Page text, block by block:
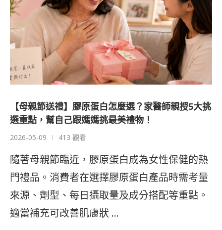
【母親節送禮】膠原蛋白怎麼選？家醫師親授5大挑
選重點，幫自己跟媽媽挑最美禮物！
2026-05-09 413 觀看
隨著母親節臨近，膠原蛋白成為女性保健的熱
門禮品。消費者在選擇膠原蛋白產品時需考量
來源、劑型、每日攝取量及成分搭配等重點。
適當補充可改善肌膚狀 …